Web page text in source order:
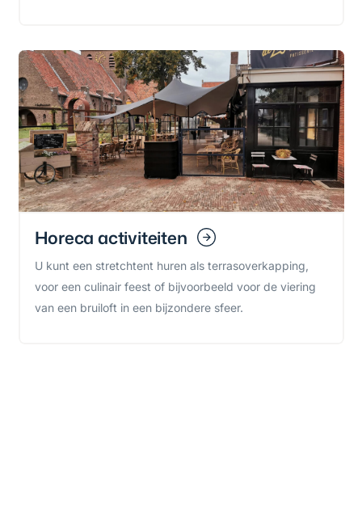
Horeca activiteiten
U kunt een stretchtent huren als terrasoverkapping,
voor een culinair feest of bijvoorbeeld voor de viering
van een bruiloft in een bijzondere sfeer.